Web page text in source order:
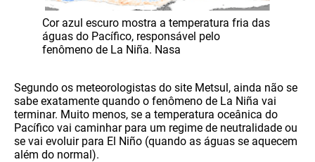
Cor azul escuro mostra a temperatura fria das
águas do Pacífico, responsável pelo
fenômeno de La Niña. Nasa
Segundo os meteorologistas do site Metsul, ainda não se
sabe exatamente quando o fenômeno de La Niña vai
terminar. Muito menos, se a temperatura oceânica do
Pacífico vai caminhar para um regime de neutralidade ou
se vai evoluir para El Niño (quando as águas se aquecem
além do normal).